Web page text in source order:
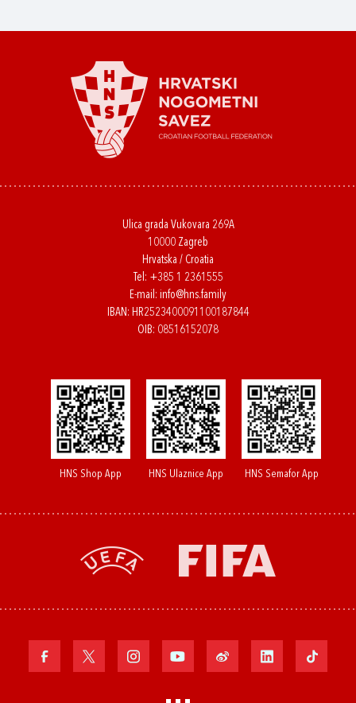
Ulica grada Vukovara 269A
10000 Zagreb
Hrvatska / Croatia
Tel: +385 1 2361555
E-mail: info@hns.family
IBAN: HR2523400091100187844
OIB: 08516152078
HNS Shop App HNS Ulaznice App HNS Semafor App